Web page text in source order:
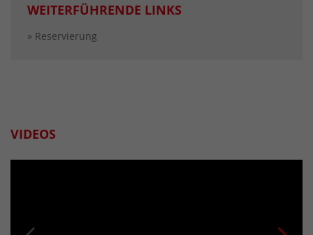
WEITERFÜHRENDE LINKS
» Reservierung
VIDEOS